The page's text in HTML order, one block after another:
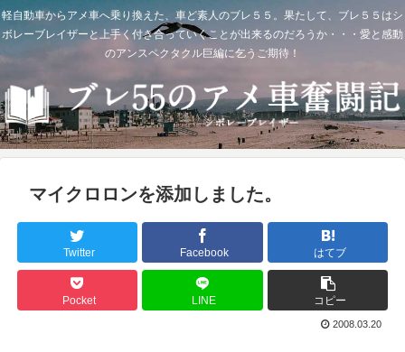
軽自動車からアメ車へ乗り換えた、車ど素人のブレ５５。果たして、ブレ５５はシ
ボレーブレイザーと上手く付き合っていくことが出来るのだろうか・・・愛と感動
のアンスペクタクル巨編に乞うご期待！
マイクロロンを添加しました。
Twitter Facebook はてブ
Pocket LINE コピー
2008.03.20